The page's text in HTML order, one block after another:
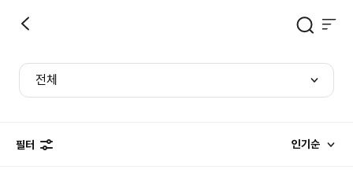
전체
필터 인기순